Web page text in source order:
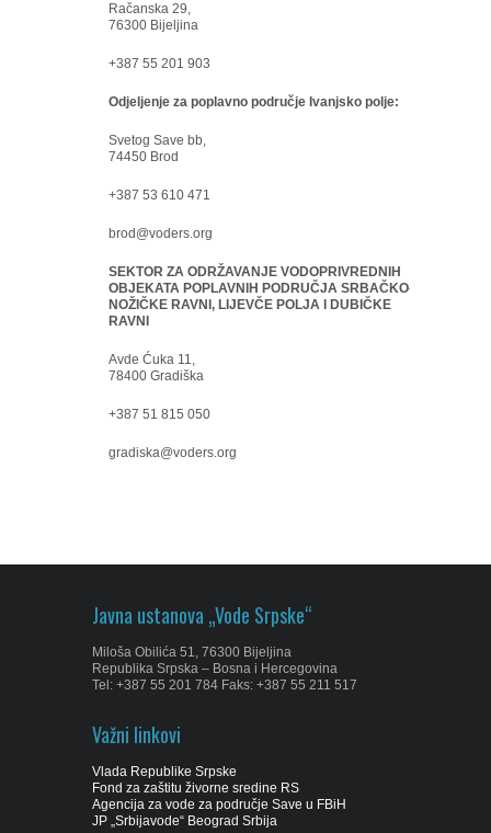
Račanska 29,
76300 Bijeljina
+387 55 201 903
Odjeljenje za poplavno područje Ivanjsko polje:
Svetog Save bb,
74450 Brod
+387 53 610 471
brod@voders.org
SEKTOR ZA ODRŽAVANJE VODOPRIVREDNIH
OBJEKATA POPLAVNIH PODRUČJA SRBAČKO-
NOŽIČKE RAVNI, LIJEVČE POLJA I DUBIČKE
RAVNI
Avde Ćuka 11,
78400 Gradiška
+387 51 815 050
gradiska@voders.org
Javna ustanova „Vode Srpske“
Miloša Obilića 51, 76300 Bijeljina
Republika Srpska – Bosna i Hercegovina
Tel: +387 55 201 784 Faks: +387 55 211 517
Važni linkovi
Vlada Republike Srpske
Fond za zaštitu živorne sredine RS
Agencija za vode za područje Save u FBiH
JP „Srbijavode“ Beograd Srbija